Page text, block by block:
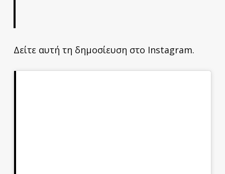
Δείτε αυτή τη δημοσίευση στο Instagram.